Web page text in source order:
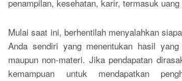
penampilan, kesehatan, karir, termasuk uang
Mulai saat ini, berhentilah menyalahkan
Anda sendiri yang menentukan hasil
maupun non-materi. Jika pendapatan
kemampuan untuk mendapatkan